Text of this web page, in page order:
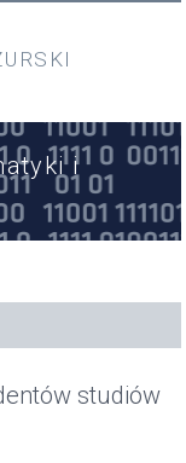
i
studiów